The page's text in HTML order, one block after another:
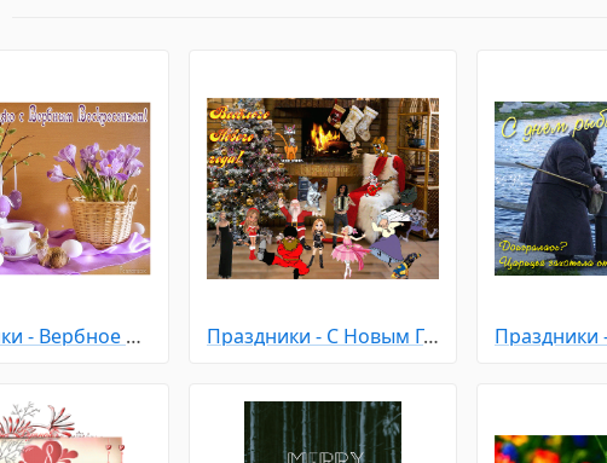
Праздники - Вербное Воскресенье Праздники - С Новым Годом